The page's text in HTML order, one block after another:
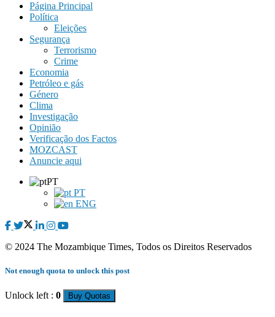
Página Principal
Política
Eleições
Segurança
Terrorismo
Crime
Economia
Petróleo e gás
Género
Clima
Investigação
Opinião
Verificação dos Factos
MOZCAST
Anuncie aqui
PT
PT
ENG
© 2024 The Mozambique Times, Todos os Direitos Reservados
Not enough quota to unlock this post
Unlock left : 0 Buy Quotas